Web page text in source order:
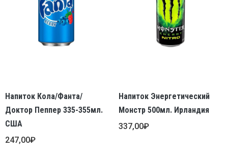
Напиток Кола/Фанта/
Доктор Пеппер 335-355мл.
США
247,00₽
Напиток Энергетический
Монстр 500мл. Ирландия
337,00₽